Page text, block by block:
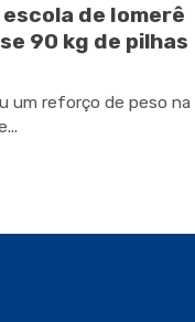
de Iomerê
90 kg de pilhas
um reforço de peso na